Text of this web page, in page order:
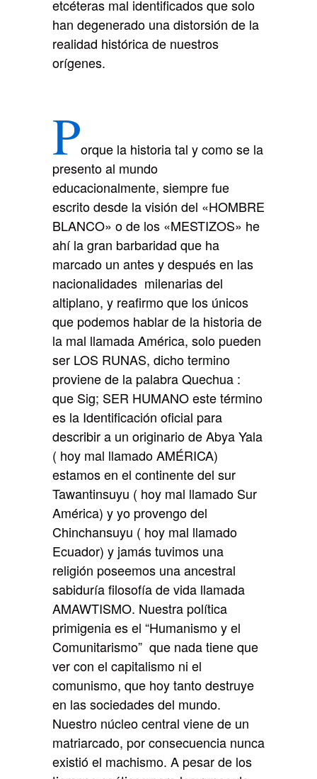
etcéteras mal identificados que solo
han degenerado una distorsión de la
realidad histórica de nuestros
orígenes.
Porque la historia tal y como se la
presento al mundo
educacionalmente, siempre fue
escrito desde la visión del «HOMBRE
BLANCO» o de los «MESTIZOS» he
ahí la gran barbaridad que ha
marcado un antes y después en las
nacionalidades milenarias del
altiplano, y reafirmo que los únicos
que podemos hablar de la historia de
la mal llamada América, solo pueden
ser LOS RUNAS, dicho termino
proviene de la palabra Quechua :
que Sig; SER HUMANO este término
es la Identificación oficial para
describir a un originario de Abya Yala
( hoy mal llamado AMÉRICA)
estamos en el continente del sur
Tawantinsuyu ( hoy mal llamado Sur
América) y yo provengo del
Chinchansuyu ( hoy mal llamado
Ecuador) y jamás tuvimos una
religión poseemos una ancestral
sabiduría filosofía de vida llamada
AMAWTISMO. Nuestra política
primigenia es el “Humanismo y el
Comunitarismo” que nada tiene que
ver con el capitalismo ni el
comunismo, que hoy tanto destruye
en las sociedades del mundo.
Nuestro núcleo central viene de un
matriarcado, por consecuencia nunca
existió el machismo. A pesar de los